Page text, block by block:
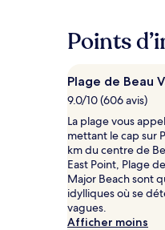
au
cours
heures
pour
un
séjour
d’une
nuit
pour
deux
adultes.
Les
prix
Points
Plage de Beau
9.0/10 (606 avis)
La plage vous
mettant le cap sur
km du centre de
East Point, Plage
Major Beach sont
idylliques où se
vagues.
Afficher moins